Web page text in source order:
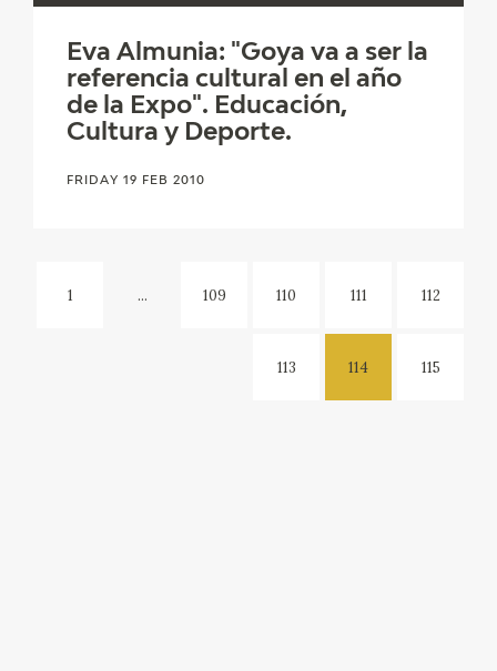
Eva Almunia: "Goya va a ser la
referencia cultural en el año
de la Expo". Educación,
Cultura y Deporte.
FRIDAY 19 FEB 2010
1 ... 109 110 111 112
113 114 115